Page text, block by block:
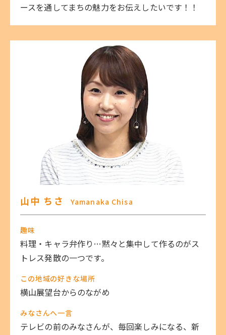
ースを通してまちの魅力をお伝えしたいです！！
山中 ちさ Yamanaka Chisa
趣味
料理・キャラ弁作り…黙々と集中して作るのがス
トレス発散の一つです。
この地域の好きな場所
横山展望台からのながめ
みなさんへ一言
テレビの前のみなさんが、毎回楽しみになる、新